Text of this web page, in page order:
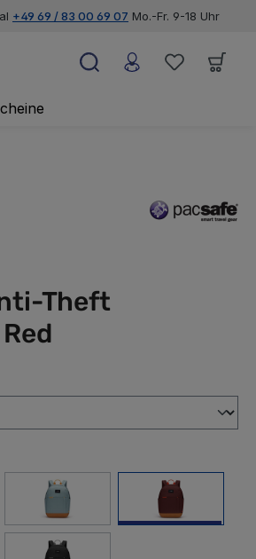
+49 69 / 83 00 69 07 Mo.-Fr. 9-18 Uhr
Theft
25 Fresh Mint Garnet Red